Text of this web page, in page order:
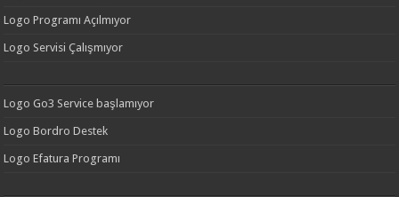
Logo Programı Açılmıyor
Logo Servisi Çalışmıyor
Logo Go3 Service başlamıyor
Logo Bordro Destek
Logo Efatura Programı